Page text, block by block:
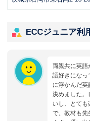
ECCジュニア利
両親共に英
語好きになっ
に浮かんだ
決めました。
いし、とて
で、教材も先